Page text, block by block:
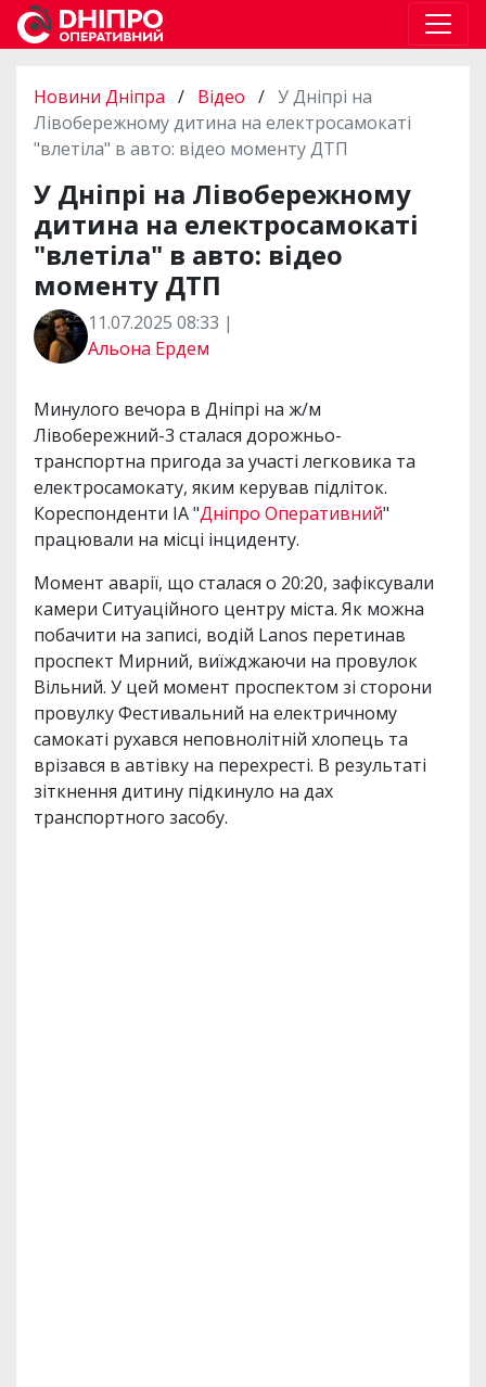
Новини Дніпра / Відео / У Дніпрі на
Лівобережному дитина на електросамокаті
"влетіла" в авто: відео моменту ДТП
У Дніпрі на Лівобережному
дитина на електросамокаті
"влетіла" в авто: відео
моменту ДТП
11.07.2025 08:33 |
Альона Ердем
Минулого вечора в Дніпрі на ж/м
Лівобережний-3 сталася дорожньо-
транспортна пригода за участі легковика та
електросамокату, яким керував підліток.
Кореспонденти ІА "Дніпро Оперативний"
працювали на місці інциденту.
Момент аварії, що сталася о 20:20, зафіксували
камери Ситуаційного центру міста. Як можна
побачити на записі, водій Lanos перетинав
проспект Мирний, виїжджаючи на провулок
Вільний. У цей момент проспектом зі сторони
провулку Фестивальний на електричному
самокаті рухався неповнолітній хлопець та
врізався в автівку на перехресті. В результаті
зіткнення дитину підкинуло на дах
транспортного засобу.